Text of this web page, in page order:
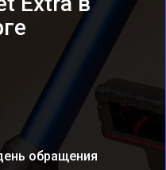
обращения